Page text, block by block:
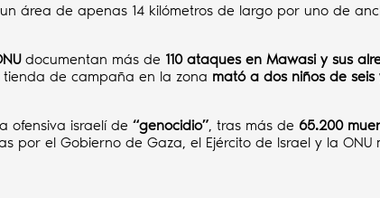
área de apenas 14 kilómetros de largo por uno de
documentan más de 110 ataques en Mawasi y sus
de campaña en la zona mató a dos niños de seis
ofensiva israelí de “genocidio”, tras más de 65.200
el Gobierno de Gaza, el Ejército de Israel y la ONU